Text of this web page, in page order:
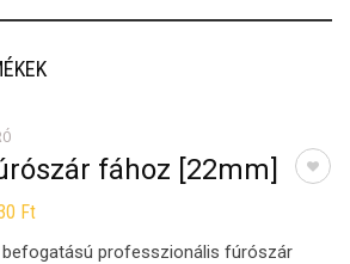
fához [22mm]
Ft
befogatású professzionális fúrószár